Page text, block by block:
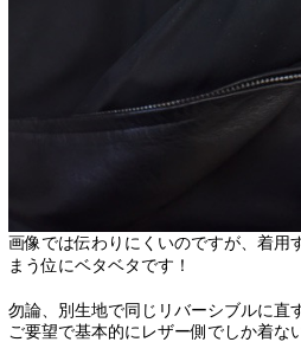
画像では伝わりにくいのですが、着用
まう位にベタベタです！
勿論、別生地で同じリバーシブルに直
ご要望で基本的にレザー側でしか着な